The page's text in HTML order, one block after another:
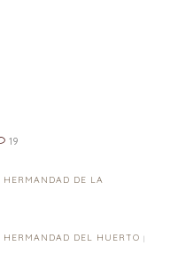
19
HERMANDAD DE LA
DEL HUERTO |